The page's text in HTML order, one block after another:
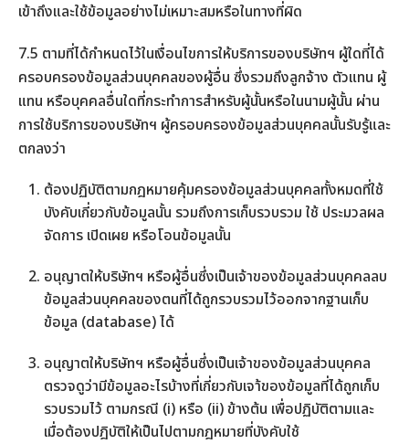
เข้าถึงและใช้ข้อมูลอย่างไม่เหมาะสมหรือในทางที่ผิด
7.5 ตามที่ได้กำหนดไว้ในเงื่อนไขการให้บริการของบริษัทฯ ผู้ใดที่ได้
ครอบครองข้อมูลส่วนบุคคลของผู้อื่น ซึ่งรวมถึงลูกจ้าง ตัวแทน ผู้
แทน หรือบุคคลอื่นใดที่กระทำการสำหรับผู้นั้นหรือในนามผู้นั้น ผ่าน
การใช้บริการของบริษัทฯ ผู้ครอบครองข้อมูลส่วนบุคคลนั้นรับรู้และ
ตกลงว่า
ต้องปฏิบัติตามกฎหมายคุ้มครองข้อมูลส่วนบุคคลทั้งหมดที่ใช้
บังคับเกี่ยวกับข้อมูลนั้น รวมถึงการเก็บรวบรวม ใช้ ประมวลผล
จัดการ เปิดเผย หรือโอนข้อมูลนั้น
อนุญาตให้บริษัทฯ หรือผู้อื่นซึ่งเป็นเจ้าของข้อมูลส่วนบุคคลลบ
ข้อมูลส่วนบุคคลของตนที่ได้ถูกรวบรวมไว้ออกจากฐานเก็บ
ข้อมูล (database) ได้
อนุญาตให้บริษัทฯ หรือผู้อื่นซึ่งเป็นเจ้าของข้อมูลส่วนบุคคล
ตรวจดูว่ามีข้อมูลอะไรบ้างที่เกี่ยวกับเจา้ของข้อมูลที่ได้ถูกเก็บ
รวบรวมไว้ ตามกรณี (i) หรือ (ii) ข้างต้น เพื่อปฏิบัติตามและ
เมื่อต้องปฎิบัติให้เป็นไปตามกฎหมายที่บังคับใช้